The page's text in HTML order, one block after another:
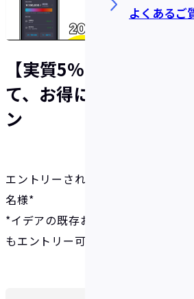
よくあるご
【実質5%還元】IDARE
て、お得に、海外旅行」
ン
エントリーされた方の中から抽選に
名様*
*イデアの既存および新規ユーザーを
もエントリー可能です。